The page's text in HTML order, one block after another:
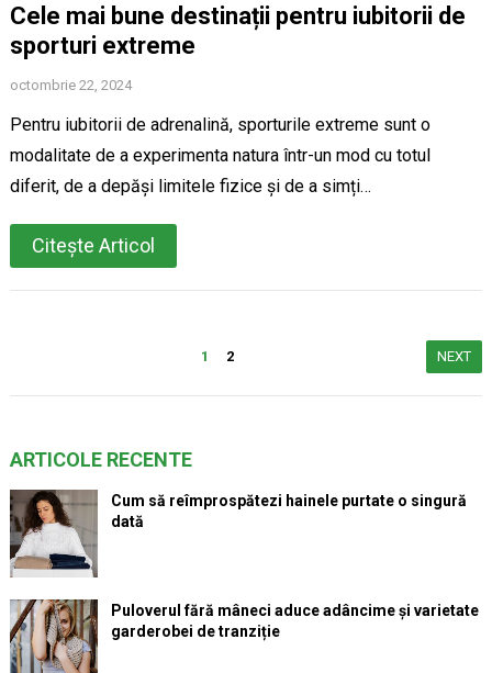
Cele mai bune destinații pentru iubitorii de
sporturi extreme
octombrie 22, 2024
Pentru iubitorii de adrenalină, sporturile extreme sunt o
modalitate de a experimenta natura într-un mod cu totul
diferit, de a depăși limitele fizice și de a simți…
Citește Articol
1 2 NEXT
ARTICOLE RECENTE
Cum să reîmprospătezi hainele purtate o singură
dată
Puloverul fără mâneci aduce adâncime și varietate
garderobei de tranziție